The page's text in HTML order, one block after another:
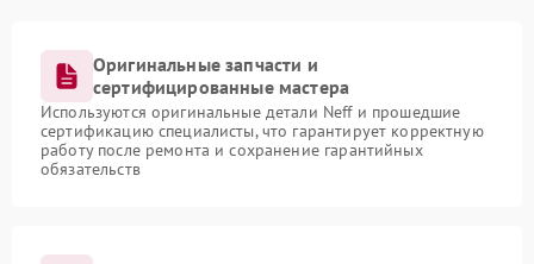
Оригинальные запчасти и
сертифицированные мастера
Используются оригинальные детали Neff и прошедшие
сертификацию специалисты, что гарантирует корректную
работу после ремонта и сохранение гарантийных
обязательств